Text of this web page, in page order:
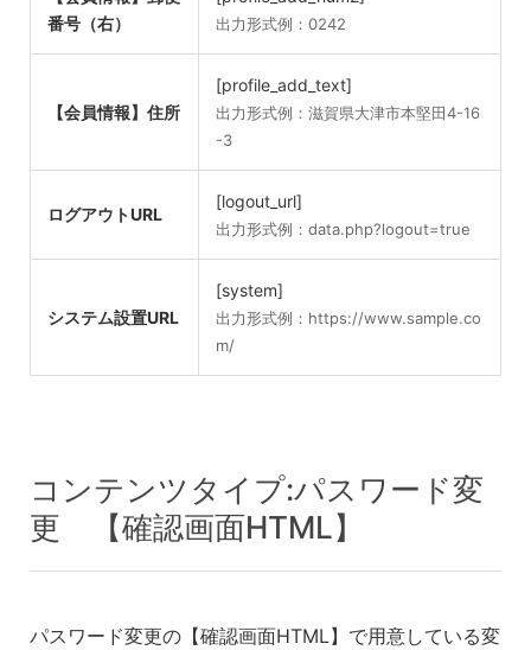
番号（右）
出力形式例：0242
【会員情報】住所
[profile_add_text]
出力形式例：滋賀県大津市本堅田4-16
-3
ログアウトURL
[logout_url]
出力形式例：data.php?logout=true
システム設置URL
[system]
出力形式例：https://www.sample.co
m/
コンテンツタイプ:パスワード変
更 【確認画面HTML】
パスワード変更の【確認画面HTML】で用意している変